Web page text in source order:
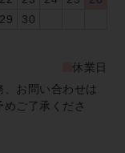
29 30
休業日
お問い合わせは
ご了承くださ